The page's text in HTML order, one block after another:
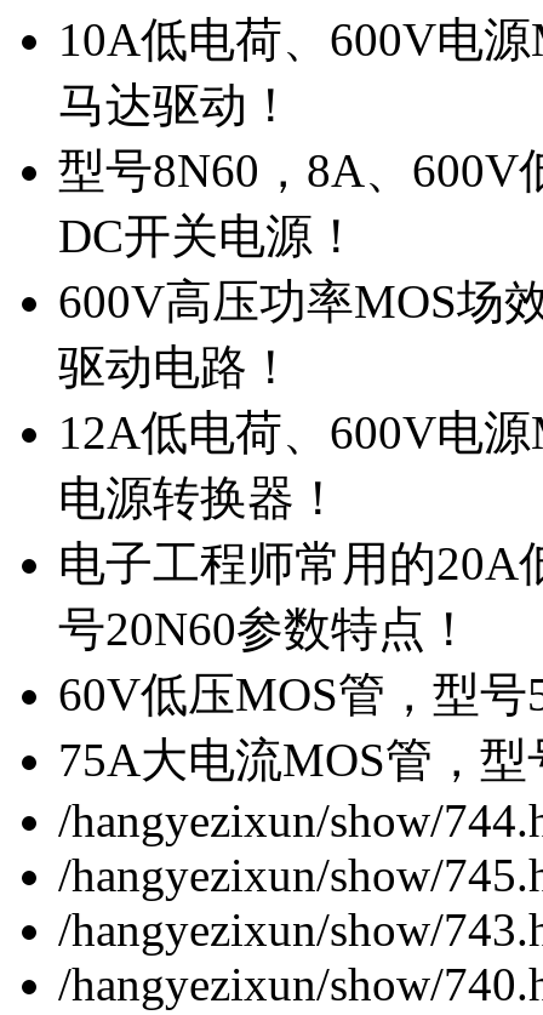
10A低电荷、600V电
马达驱动！
型号8N60，8A、
DC开关电源！
600V高压功率MOS场
驱动电路！
12A低电荷、600V电
电源转换器！
电子工程师常用的20A
号20N60参数特点！
60V低压MOS管，型
75A大电流MOS管，
/hangyezixun/show/
/hangyezixun/show/
/hangyezixun/show/
/hangyezixun/show/